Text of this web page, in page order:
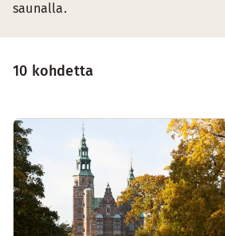
10 kohdetta
saunalla.